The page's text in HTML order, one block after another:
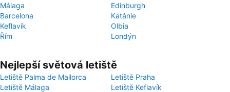
Málaga
Edinburgh
Barcelona
Katánie
Keflavík
Olbia
Řím
Londýn
Nejlepší světová letiště
Letiště Palma de Mallorca
Letiště Praha
Letiště Málaga
Letiště Keflavík